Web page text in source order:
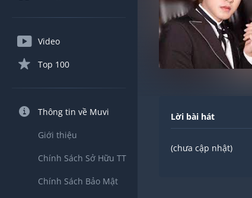
Video
Top 100
Thông tin về Muvi
Giới thiệu
Chính Sách Sở Hữu TT
Chính Sách Bảo Mật
Lời bài hát
(chưa cập nhật)